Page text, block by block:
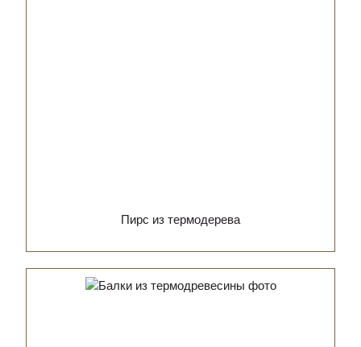
Пирс из термодерева